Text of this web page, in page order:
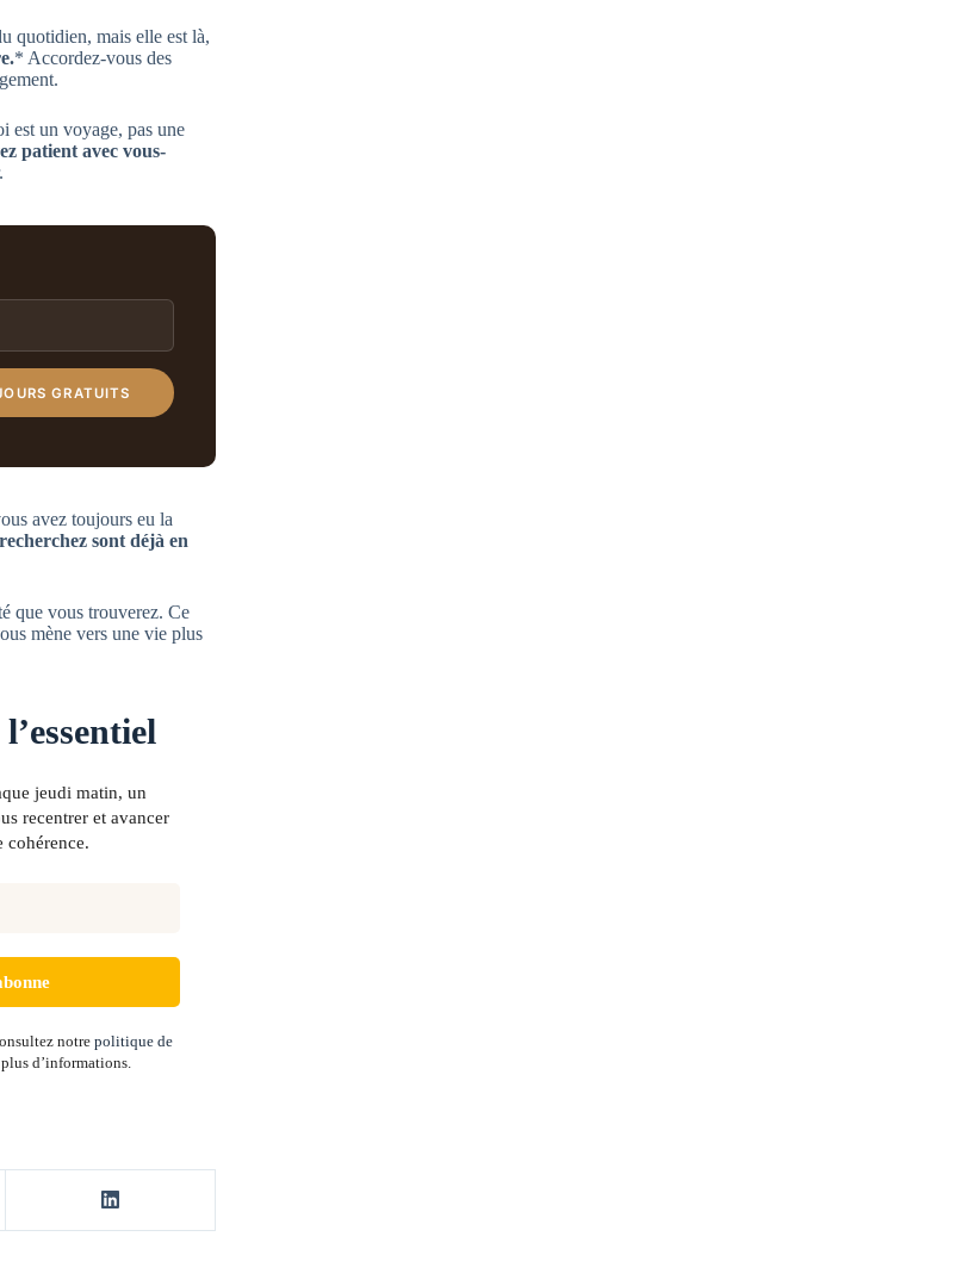
quotidien, mais elle est là,
* Accordez-vous des
est un voyage, pas une
patient avec vous-
GRATUITS
avez toujours eu la
sont déjà en
que vous trouverez. Ce
mène vers une vie plus
jeudi matin, un
recentrer et avancer
cohérence.
notrepolitique de
d’informations.